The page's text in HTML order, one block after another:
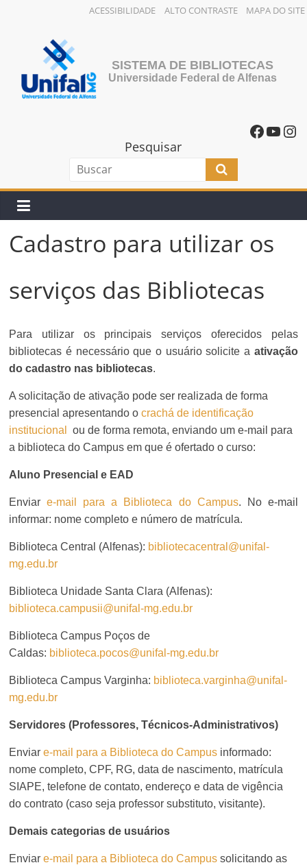
ACESSIBILIDADE ALTO CONTRASTE MAPA DO SITE
SISTEMA DE BIBLIOTECAS
Universidade Federal de Alfenas
Pesquisar
Cadastro para utilizar os
serviços das Bibliotecas
Para utilizar os principais serviços oferecidos pelas
bibliotecas é necessário que o usuário solicite a ativação
do cadastro nas bibliotecas.
A solicitação de ativação pode ser realizada de forma
presencial apresentando ocrachá de identificação
institucional
ou de forma remota, enviando um e-mail para
a biblioteca do Campus em que é ofertado o curso:
Aluno Presencial e EAD
Enviare-mail para a Biblioteca do Campus. No e-mail
informar: nome completo e número de matrícula.
Biblioteca Central (Alfenas): bibliotecacentral@unifal-
mg.edu.br
Biblioteca Unidade Santa Clara (Alfenas):
biblioteca.campusii@unifal-mg.edu.br
Biblioteca Campus Poços de
Caldas: biblioteca.pocos@unifal-mg.edu.br
Biblioteca Campus Varginha: biblioteca.varginha@unifal-
mg.edu.br
Servidores (Professores, Técnicos-Administrativos)
Enviare-mail para a Biblioteca do Campus informado:
nome completo, CPF, RG, data de nascimento, matrícula
SIAPE, telefone de contato, endereço e data de vigência
do contrato (caso seja professor substituto, visitante).
Demais categorias de usuários
Enviare-mail para a Biblioteca do Campus solicitando as